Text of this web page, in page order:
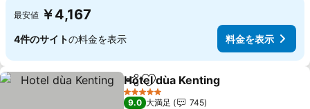
最安値 ￥4,167
4件のサイトの料金を表示 料金を表示
シェアお気に入りに追加
Hotel dùa Kenting
5 ホテルのランク
9.0 大満足
745